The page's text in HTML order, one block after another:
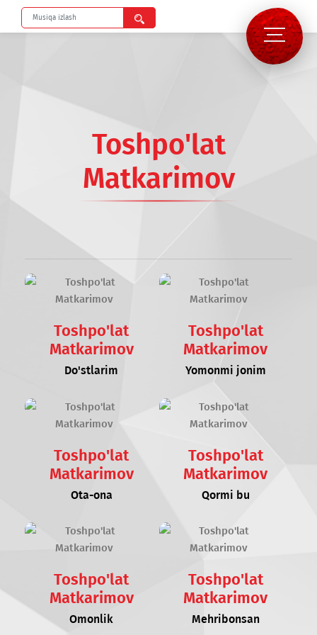
Toshpo'lat
Matkarimov
Toshpo'lat
Matkarimov
Do'stlarim
Toshpo'lat
Matkarimov
Yomonmi jonim
Toshpo'lat
Matkarimov
Ota-ona
Toshpo'lat
Matkarimov
Qormi bu
Toshpo'lat
Matkarimov
Omonlik
Toshpo'lat
Matkarimov
Mehribonsan